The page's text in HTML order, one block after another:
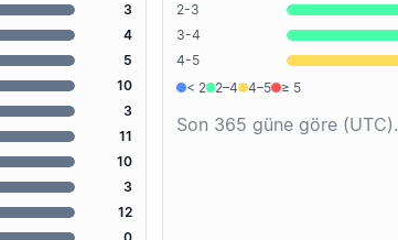
3
4
5
10
3
11
10
3
12
2-3
3-4
4-5
< 2
2–4 4–5 ≥ 5
Son 365 güne göre (UTC).